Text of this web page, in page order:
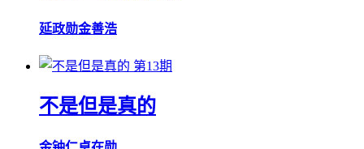
延政勋金善浩
第13期
不是但是真的